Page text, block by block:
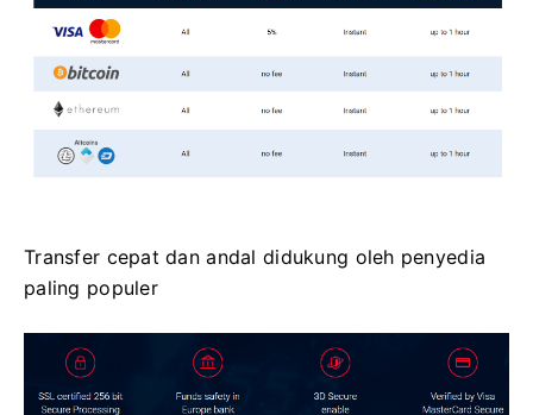
Transfer cepat dan andal didukung oleh penyedia
paling populer